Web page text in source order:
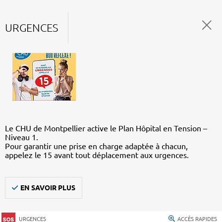
URGENCES
Le CHU de Montpellier active le Plan Hôpital en Tension –
Niveau 1.
Pour garantir une prise en charge adaptée à chacun,
appelez le 15 avant tout déplacement aux urgences.
EN SAVOIR PLUS
URGENCES ACCÈS RAPIDES